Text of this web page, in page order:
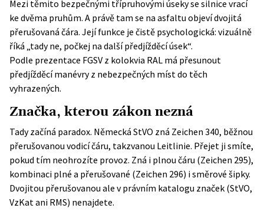
Mezi těmito bezpečnými třípruhovými úseky se silnice vrací
ke dvěma pruhům. A právě tam se na asfaltu objeví dvojitá
přerušovaná čára. Její funkce je čistě psychologická: vizuálně
říká „tady ne, počkej na další předjížděcí úsek“.
Podle prezentace FGSV z kolokvia RAL má přesunout
předjížděcí manévry z nebezpečných míst do těch
vyhrazených.
Značka, kterou zákon nezná
Tady začíná paradox. Německá StVO zná Zeichen 340, běžnou
přerušovanou vodicí čáru, takzvanou Leitlinie. Přejet ji smíte,
pokud tím neohrozíte provoz. Zná i plnou čáru (Zeichen 295),
kombinaci plné a přerušované (Zeichen 296) i směrové šipky.
Dvojitou přerušovanou ale v právním katalogu značek (StVO,
VzKat ani RMS) nenajdete.